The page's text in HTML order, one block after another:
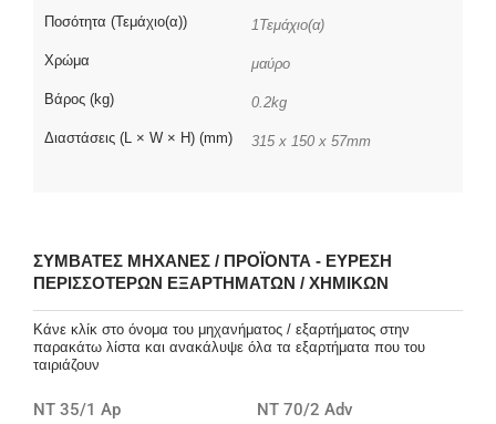
Ποσότητα (Τεμάχιο(α)) 1Τεμάχιο(α)
Χρώμα μαύρο
Βάρος (kg) 0.2kg
Διαστάσεις (L × W × H) (mm) 315 x 150 x 57mm
ΣΥΜΒΑΤΈΣ ΜΗΧΑΝΈΣ / ΠΡΟΪΌΝΤΑ - ΕΎΡΕΣΗ
ΠΕΡΙΣΣΌΤΕΡΩΝ ΕΞΑΡΤΗΜΆΤΩΝ / ΧΗΜΙΚΏΝ
Κάνε κλίκ στο όνομα του μηχανήματος / εξαρτήματος στην
παρακάτω λίστα και ανακάλυψε όλα τα εξαρτήματα που του
ταιριάζουν
NT 35/1 Ap
NT 70/2 Adv